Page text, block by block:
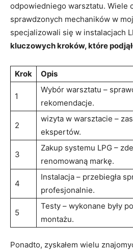
odpowiedniego warsztatu. Wiele
sprawdzonych⁢ mechaników w
specjalizowali ‌się ⁤w instalacjach
kluczowych kroków, które
Krok Opis
1
Wybór warsztatu –
rekomendacje.
2
wizyta w warsztacie –
ekspertów.
3
Zakup systemu LPG –⁣
renomowaną markę.
4
Instalacja – przebiegła
profesjonalnie.
5
Testy – wykonane były
montażu.
Ponadto, zyskałem wielu